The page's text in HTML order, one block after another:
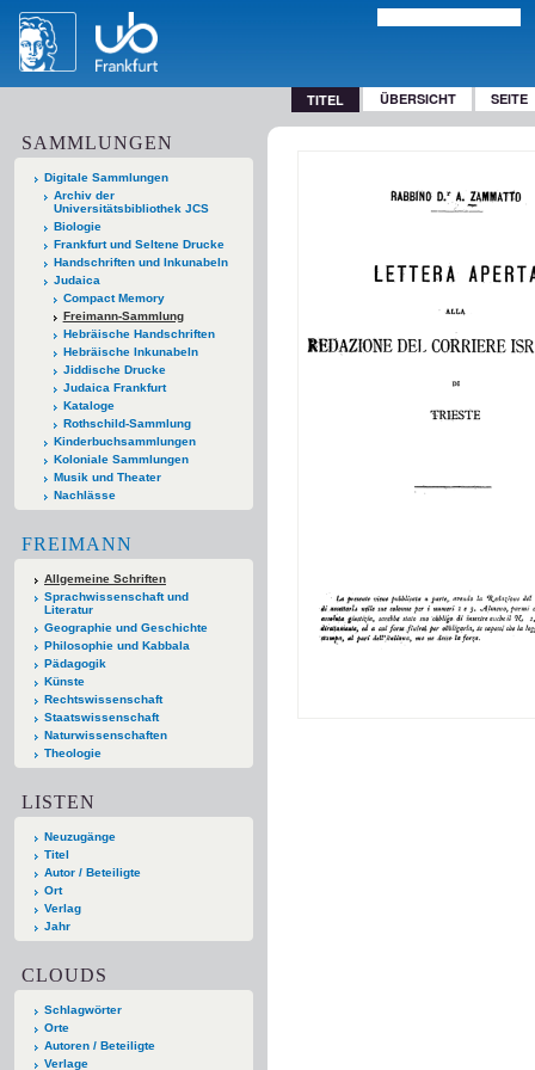
TITEL ÜBERSICHT SEITE
SAMMLUNGEN
Digitale Sammlungen
Archiv der
Universitätsbibliothek JCS
Biologie
Frankfurt und Seltene Drucke
Handschriften und Inkunabeln
Judaica
Compact Memory
Freimann-Sammlung
Hebräische Handschriften
Hebräische Inkunabeln
Jiddische Drucke
Judaica Frankfurt
Kataloge
Rothschild-Sammlung
Kinderbuchsammlungen
Koloniale Sammlungen
Musik und Theater
Nachlässe
FREIMANN
Allgemeine Schriften
Sprachwissenschaft und
Literatur
Geographie und Geschichte
Philosophie und Kabbala
Pädagogik
Künste
Rechtswissenschaft
Staatswissenschaft
Naturwissenschaften
Theologie
LISTEN
Neuzugänge
Titel
Autor / Beteiligte
Ort
Verlag
Jahr
CLOUDS
Schlagwörter
Orte
Autoren / Beteiligte
Verlage